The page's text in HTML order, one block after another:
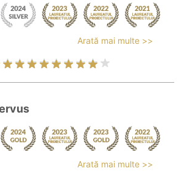
Arată mai multe >>
Arată mai multe >>